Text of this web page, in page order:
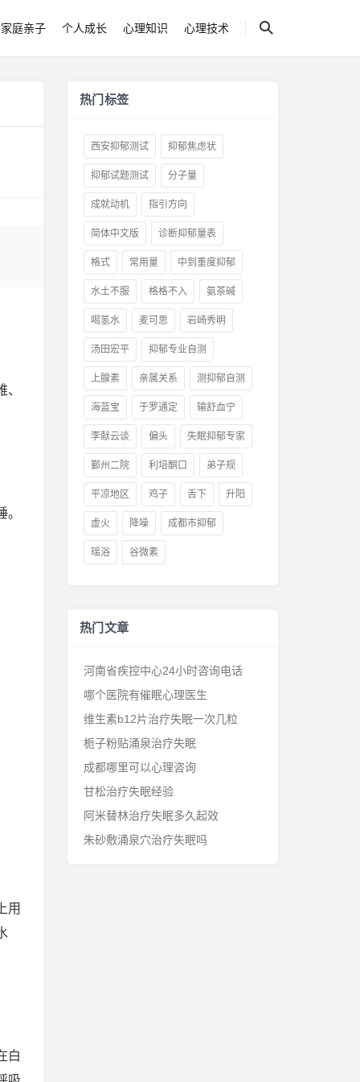
家庭亲子 个人成长 心理知识 心理技术
用
白
热门标签
西安抑郁测试 抑郁焦虑状
抑郁试题测试 分子量
成就动机 指引方向
简体中文版 诊断抑郁量表
格式 常用量 中到重度抑郁
水土不服 格格不入 氨茶碱
喝氢水 麦可思 岩崎秀明
汤田宏平 抑郁专业自测
上腺素 亲属关系 测抑郁自测
海蓝宝 于罗通定 输舒血宁
李献云谈 偏头 失眠抑郁专家
鄞州二院 利培酮口 弟子规
平凉地区 鸡子 舌下 升阳
虚火 降噪 成都市抑郁
瑶浴 谷微素
热门文章
河南省疾控中心24小时咨询电话
哪个医院有催眠心理医生
维生素b12片治疗失眠一次几粒
栀子粉贴涌泉治疗失眠
成都哪里可以心理咨询
甘松治疗失眠经验
阿米替林治疗失眠多久起效
朱砂敷涌泉穴治疗失眠吗